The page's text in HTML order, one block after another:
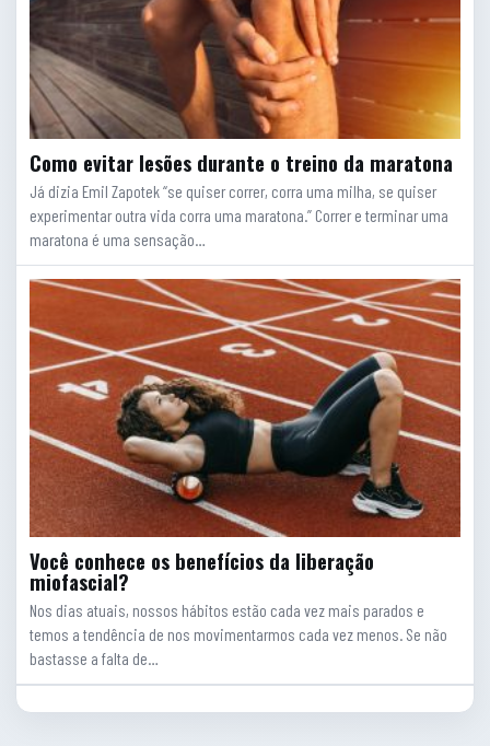
Como evitar lesões durante o treino da maratona
Já dizia Emil Zapotek “se quiser correr, corra uma milha, se quiser
experimentar outra vida corra uma maratona.” Correr e terminar uma
maratona é uma sensação…
Você conhece os benefícios da liberação
miofascial?
Nos dias atuais, nossos hábitos estão cada vez mais parados e
temos a tendência de nos movimentarmos cada vez menos. Se não
bastasse a falta de…